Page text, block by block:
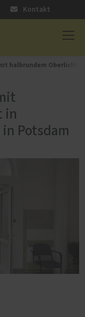
Kontakt
halbrundem Oberlicht
in
Potsdam